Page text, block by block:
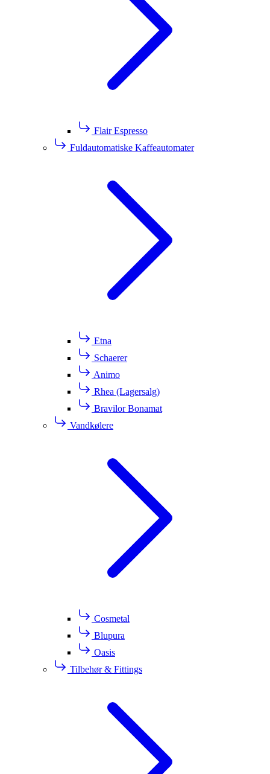
Flair Espresso
Fuldautomatiske Kaffeautomater
Etna
Schaerer
Animo
Rhea (Lagersalg)
Bravilor Bonamat
Vandkølere
Cosmetal
Blupura
Oasis
Tilbehør & Fittings